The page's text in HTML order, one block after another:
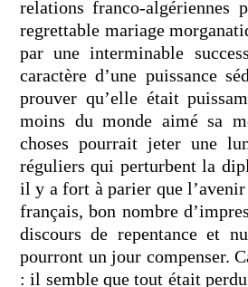
relations franco-algériennes
regrettable mariage
par une interminable
caractère d’une puissance
prouver qu’elle était
moins du monde aimé sa
choses pourrait jeter une
réguliers qui perturbent la
il y a fort à parier que l’avenir
français, bon nombre
discours de repentance et
pourront un jour compenser.
: il semble que tout était